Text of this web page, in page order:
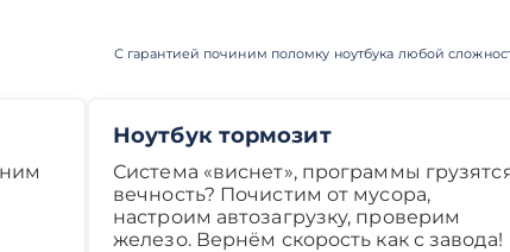
С гарантией починим поломку ноутбука любой
Ноутбук тормозит
Система «виснет», программы
вечность? Почистим от мусора,
настроим автозагрузку, проверим
железо. Вернём скорость как с завода!